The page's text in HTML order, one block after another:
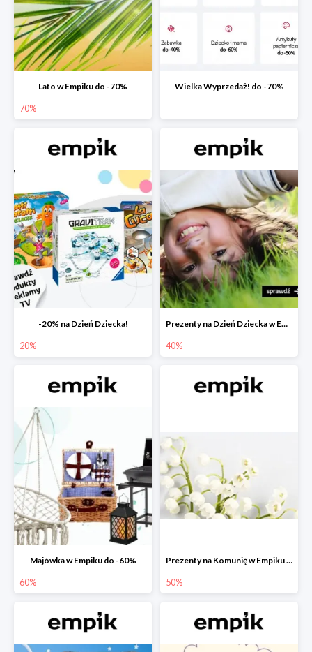
Lato w Empiku do -70%
70%
Wielka Wyprzedaż! do -70%
-20% na Dzień Dziecka!
20%
Prezenty na Dzień Dziecka w Empiku do -40%
40%
Majówka w Empiku do -60%
60%
Prezenty na Komunię w Empiku do -50%
50%